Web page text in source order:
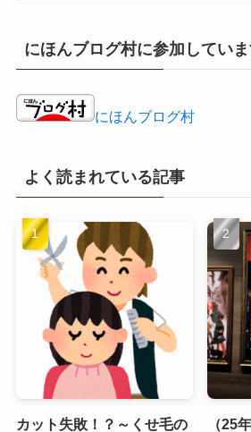
イ
ブ
にほんブログ村に参加していま
にほんブログ村
よく読まれている記事
カット失敗！？～くせ毛の
（25